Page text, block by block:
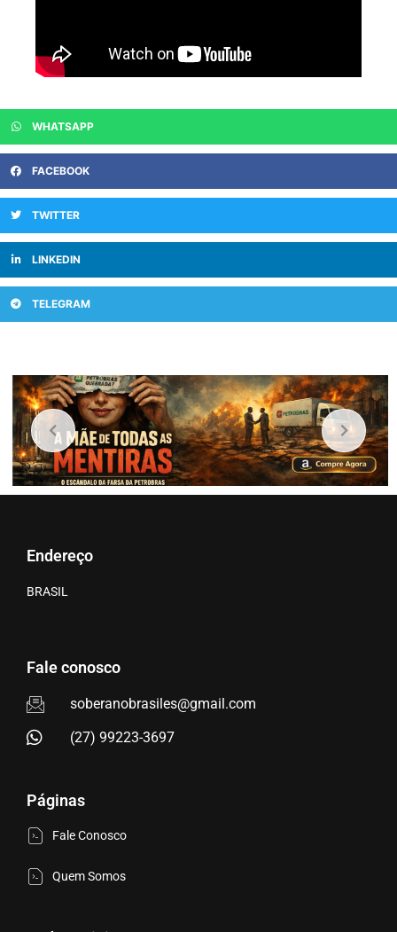
WHATSAPP
FACEBOOK
TWITTER
LINKEDIN
TELEGRAM
Endereço
BRASIL
Fale conosco
soberanobrasiles@gmail.com
(27) 99223-3697
Páginas
Fale Conosco
Quem Somos